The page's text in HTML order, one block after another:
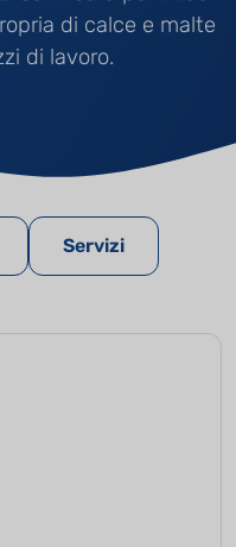
di calce e malte
di lavoro.
Servizi